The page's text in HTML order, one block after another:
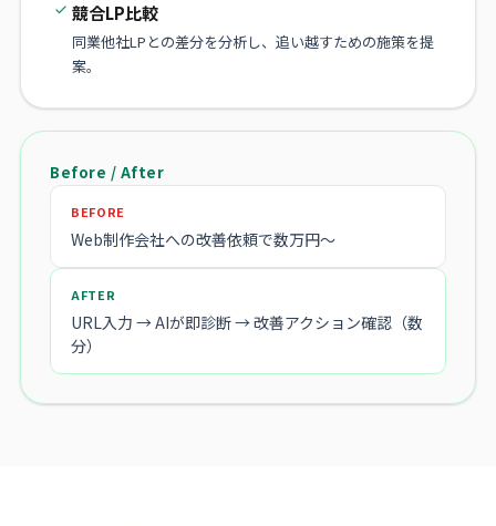
競合LP比較
同業他社LPとの差分を分析し、追い越すための施策を提
案。
Before / After
BEFORE
Web制作会社への改善依頼で数万円〜
AFTER
URL入力 → AIが即診断 → 改善アクション確認（数
分）